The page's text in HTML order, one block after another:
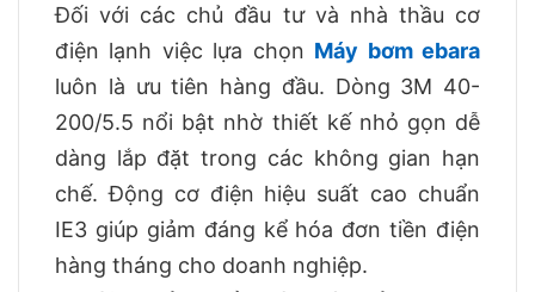
Đối với các chủ đầu tư và nhà thầu cơ
điện lạnh việc lựa chọn Máy bơm ebara
luôn là ưu tiên hàng đầu. Dòng 3M 40-
200/5.5 nổi bật nhờ thiết kế nhỏ gọn dễ
dàng lắp đặt trong các không gian hạn
chế. Động cơ điện hiệu suất cao chuẩn
IE3 giúp giảm đáng kể hóa đơn tiền điện
hàng tháng cho doanh nghiệp.